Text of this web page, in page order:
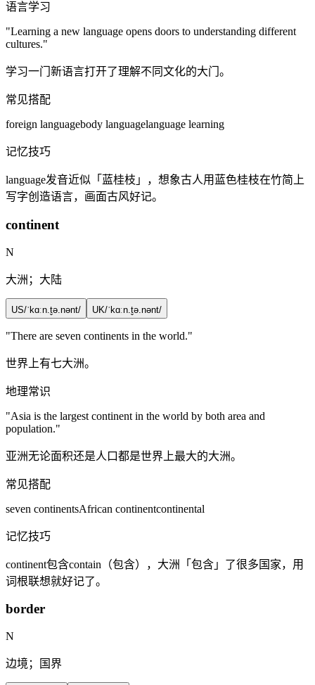
语言学习
"Learning a new language opens doors to understanding different
cultures."
学习一门新语言打开了理解不同文化的大门。
常见搭配
foreign languagebody languagelanguage learning
记忆技巧
language发音近似「蓝桂枝」，想象古人用蓝色桂枝在竹简上
写字创造语言，画面古风好记。
continent
N
大洲；大陆
US/ˈkɑːn.t̬ə.nənt/ UK/ˈkɑːn.t̬ə.nənt/
"There are seven continents in the world."
世界上有七大洲。
地理常识
"Asia is the largest continent in the world by both area and
population."
亚洲无论面积还是人口都是世界上最大的大洲。
常见搭配
seven continentsAfrican continentcontinental
记忆技巧
continent包含contain（包含），大洲「包含」了很多国家，用
词根联想就好记了。
border
N
边境；国界